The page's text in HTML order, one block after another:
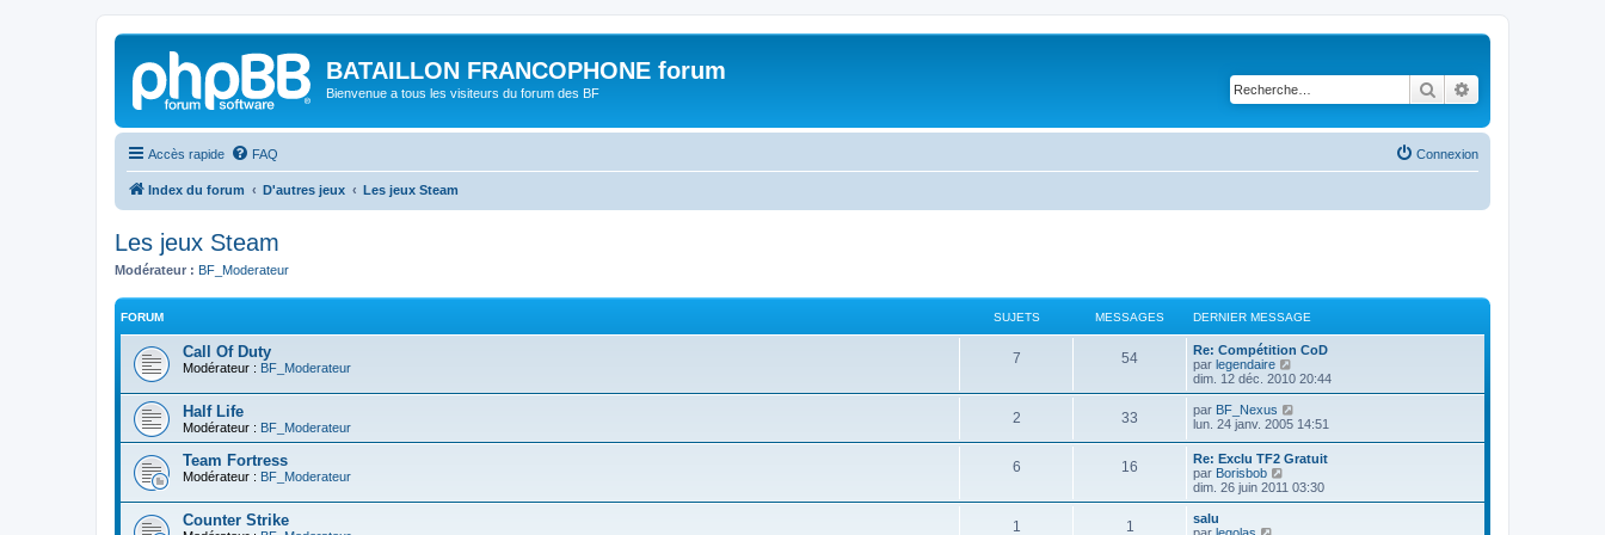
BATAILLON FRANCOPHONE forum
Bienvenue a tous les visiteurs du forum des BF Rechercher
Accès rapide FAQ Connexion
Index du forum D'autres jeux Les jeux Steam
Les jeux Steam
Modérateur : BF_Moderateur
FORUM SUJETS MESSAGES DERNIER MESSAGE
Call Of Duty
Modérateur : BF_Moderateur
7 54
Re: Compétition CoD
par legendaire
o
i
r
l
d
e
n
i
dim. 12 déc. 2010 20:44
Half Life
Modérateur : BF_Moderateur
2 33 par BF_Nexus
o
l
e
d
e
lun. 24 janv. 2005 14:51
Team Fortress
Modérateur : BF_Moderateur
6 16
Re: Exclu TF2 Gratuit
par Borisbob
o
i
dim. 26 juin 2011 03:30
Counter Strike 1 1
salu